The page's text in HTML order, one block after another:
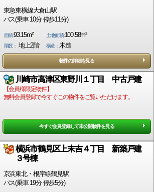
東急東横線大倉山駅
バス(乗車 10分 停歩11分)
面積:93.15m² 土地面積:100.58m²
階数： 地上2階 構造：木造
物件の詳細を見る
川崎市高津区東野川１丁目 中古戸建
【会員様限定物件】
無料会員登録で今すぐこの物件をご覧いただけます。
今すぐ会員登録して未公開物件を見る
横浜市鶴見区上末吉４丁目 新築戸建
３号棟
京浜東北・根岸線鶴見駅
バス(乗車 19分 停歩5分)